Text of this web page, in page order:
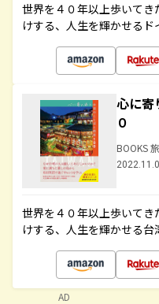
世界を４０年以上歩いて
けする、人生を輝かせる
心に寄
０
BOOKS
世界を４０年以上歩いて
けする、人生を輝かせる
AD